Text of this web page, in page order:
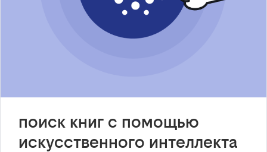
поиск книг с помощью
искусственного интеллекта